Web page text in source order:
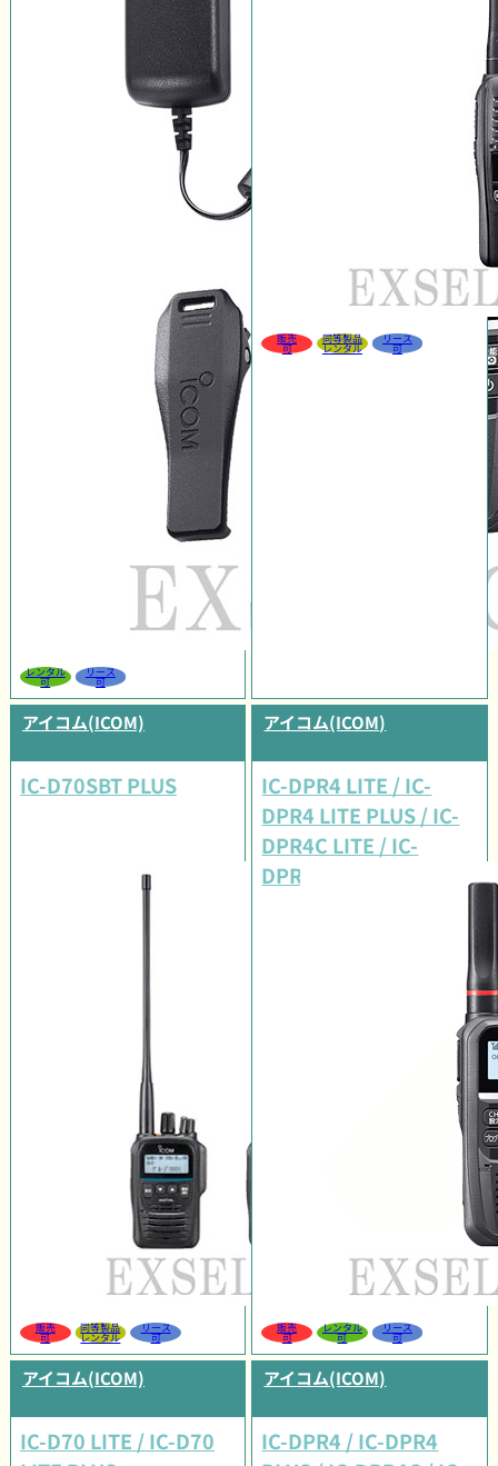
レンタル
可
リース
可
販売
可
同等製品
レンタル
リース
可
アイコム(ICOM)
IC-D70SBT PLUS
販売
可
同等製品
レンタル
リース
可
アイコム(ICOM)
IC-DPR4 LITE / IC-
DPR4 LITE PLUS / IC-
DPR4C LITE / IC-
DPR4C LITE PLUS
販売
可
レンタル
可
リース
可
アイコム(ICOM)
IC-D70 LITE / IC-D70
アイコム(ICOM)
IC-DPR4 / IC-DPR4